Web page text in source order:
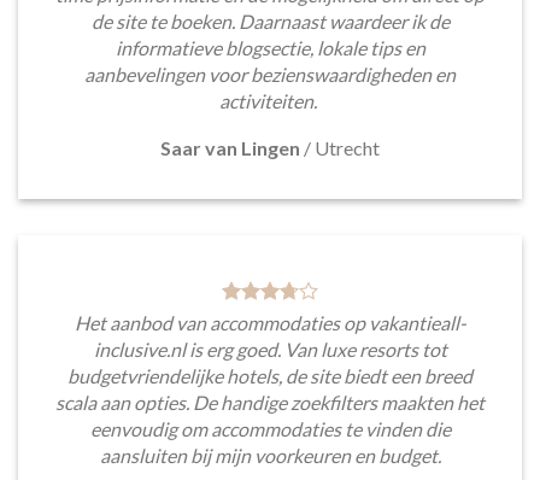
de site te boeken. Daarnaast waardeer ik de
informatieve blogsectie, lokale tips en
aanbevelingen voor bezienswaardigheden en
activiteiten.
Saar van Lingen / Utrecht
Het aanbod van accommodaties op vakantieall-
inclusive.nl is erg goed. Van luxe resorts tot
budgetvriendelijke hotels, de site biedt een breed
scala aan opties. De handige zoekfilters maakten het
eenvoudig om accommodaties te vinden die
aansluiten bij mijn voorkeuren en budget.